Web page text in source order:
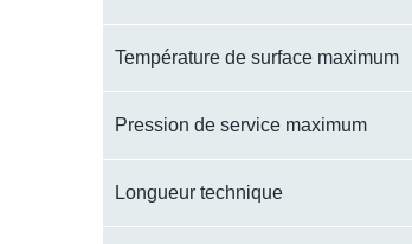
Température de surface maximum
Pression de service maximum
Longueur technique